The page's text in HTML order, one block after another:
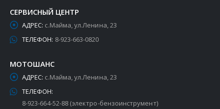
СЕРВИСНЫЙ ЦЕНТР
АДРЕС: с.Майма, ул.Ленина, 23
ТЕЛЕФОН: 8-923-663-0820
МОТОШАНС
АДРЕС: с.Майма, ул.Ленина, 23
ТЕЛЕФОН:
8-923-664-52-88 (электро-бензоинструмент)